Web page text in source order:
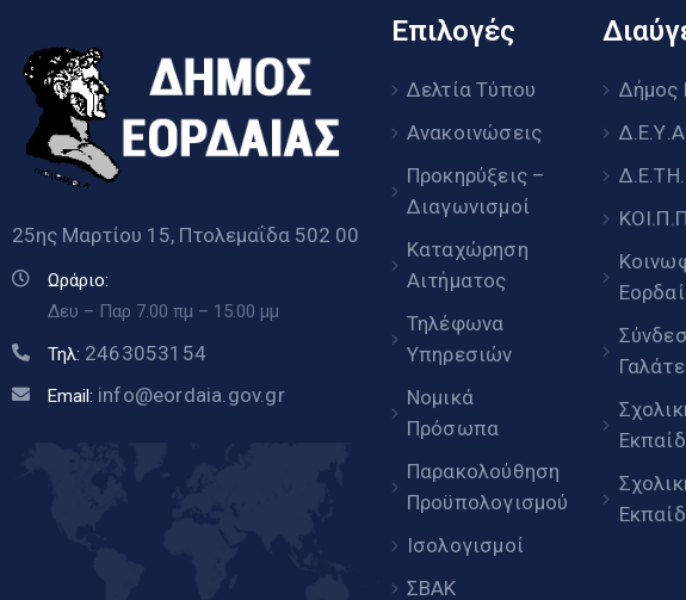
25ης Μαρτίου 15, Πτολεμαΐδα 502 00
Ωράριο:
Δευ – Παρ 7.00 πμ – 15.00 μμ
Τηλ: 2463053154
Email: info@eordaia.gov.gr
Επιλογές
Δελτία Τύπου
Ανακοινώσεις
Προκηρύξεις –
Διαγωνισμοί
Καταχώρηση
Αιτήματος
Τηλέφωνα
Υπηρεσιών
Νομικά
Πρόσωπα
Παρακολούθηση
Προϋπολογισμού
Ισολογισμοί
ΣΒΑΚ
Δήμος